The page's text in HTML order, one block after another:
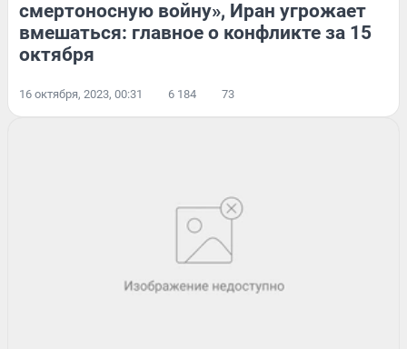
смертоносную войну», Иран угрожает
вмешаться: главное о конфликте за 15
октября
16 октября, 2023, 00:31 6 184 73